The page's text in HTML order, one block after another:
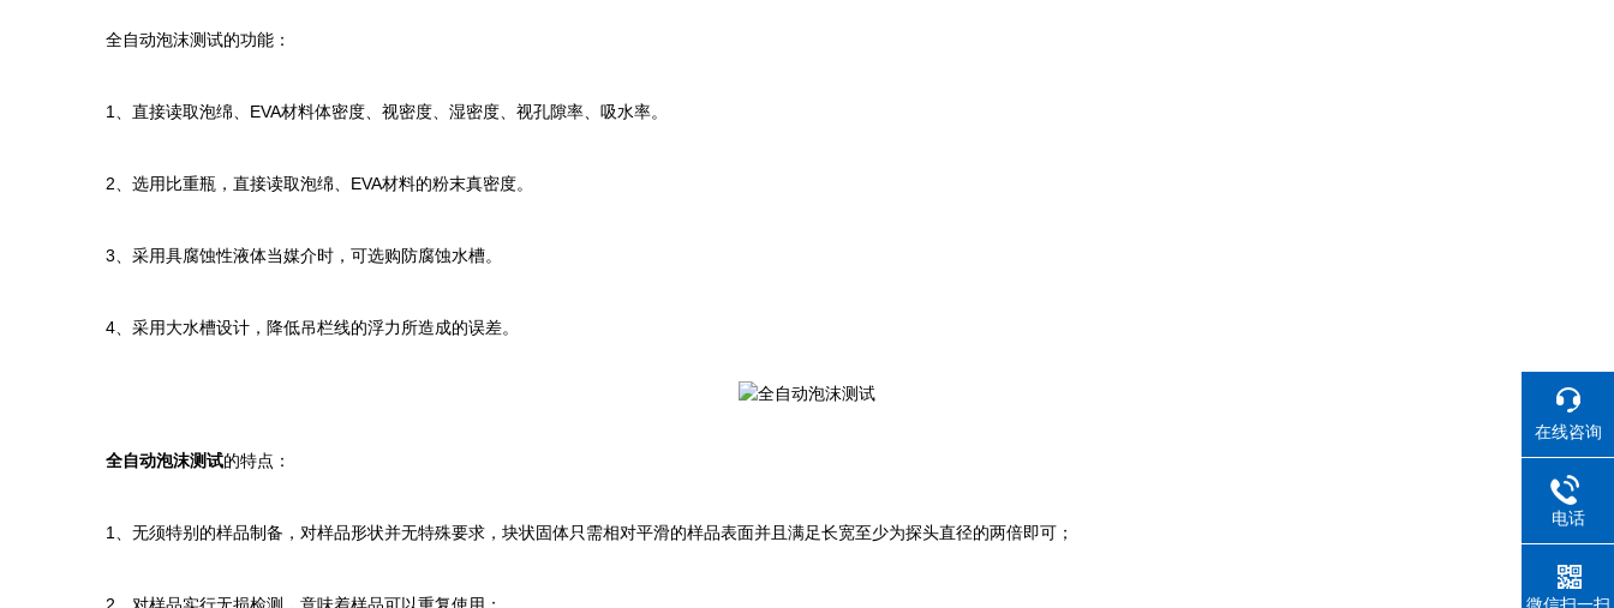
全自动泡沫测试的功能：
1、直接读取泡绵、EVA材料体密度、视密度、湿密度、视孔隙率、吸水率。
2、选用比重瓶，直接读取泡绵、EVA材料的粉末真密度。
3、采用具腐蚀性液体当媒介时，可选购防腐蚀水槽。
4、采用大水槽设计，降低吊栏线的浮力所造成的误差。
全自动泡沫测试的特点：
1、无须特别的样品制备，对样品形状并无特殊要求，块状固体只需相对平滑的样品表面并且满足长宽至少为探头直径的两倍即可；
在线咨询
电话